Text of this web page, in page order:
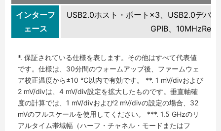
インターフ
ェース
USB2.0ホスト・ポート×3、USB2.0デバ
GPIB、10MHzRef
*. 保証されている仕様を表します。その他はすべて代表値
です。仕様は、30分間のウォームアップ後、ファームウェ
ア校正温度から±10 ℃以内で有効です。 **. 1 mV/divおよび
2 mV/divは、4 mV/div設定を拡大したものです。垂直軸確
度の計算では、1 mV/divおよび2 mV/divの設定の場合、32
mVのフルスケールを使用してください。 ***. 1.5 GHzのリ
アルタイム帯域幅（ハーフ・チャネル・モードまたはフ